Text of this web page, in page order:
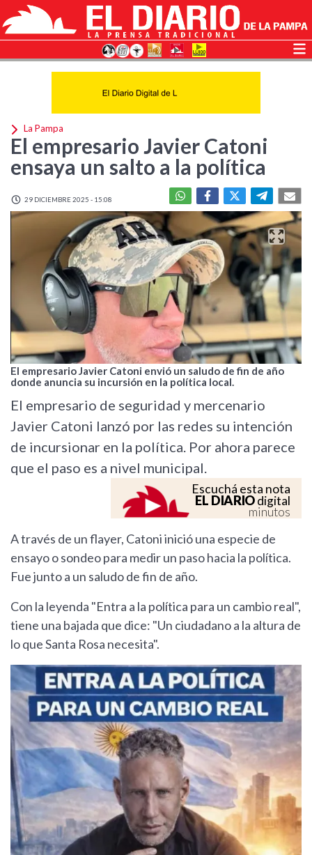
La Pampa
El empresario Javier Catoni
ensaya un salto a la política
29 DICIEMBRE 2025 - 15:08
El empresario Javier Catoni envió un saludo de fin de año
donde anuncia su incursión en la política local.
El empresario de seguridad y mercenario
Javier Catoni lanzó por las redes su intención
de incursionar en la política. Por ahora parece
que el paso es a nivel municipal.
Escuchá esta nota
EL DIARIOdigital
minutos
A través de un flayer, Catoni inició una especie de
ensayo o sondeo para medir un paso hacia la política.
Fue junto a un saludo de fin de año.
Con la leyenda "Entra a la política para un cambio real",
tiene una bajada que dice: "Un ciudadano a la altura de
lo que Santa Rosa necesita".